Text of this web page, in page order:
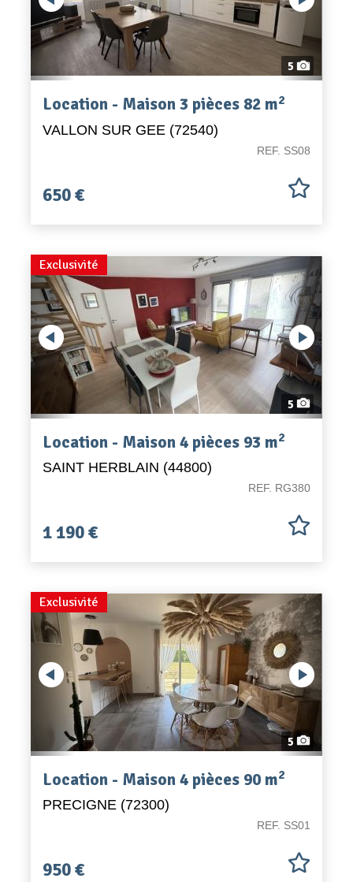
Appel d'offres
Nous rejoindre
5
Location - Maison 3 pièces 82 m2
VALLON SUR GEE (72540)
REF. SS08
650 €
Exclusivité
Previous
5
Location - Maison 4 pièces 93 m2
SAINT HERBLAIN (44800)
REF. RG380
1 190 €
Exclusivité
Previous
5
Location - Maison 4 pièces 90 m2
PRECIGNE (72300)
REF. SS01
950 €